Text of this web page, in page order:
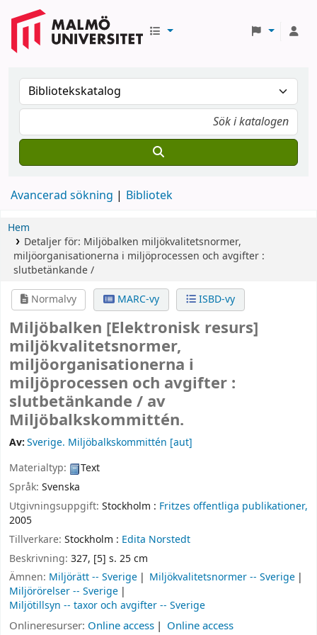
Avancerad sökning Bibliotek
Hem
Detaljer för: Miljöbalken miljökvalitetsnormer,
miljöorganisationerna i miljöprocessen och avgifter :
slutbetänkande /
Normalvy
MARC-vy ISBD-vy
Miljöbalken [Elektronisk resurs]
miljökvalitetsnormer,
miljöorganisationerna i
miljöprocessen och avgifter :
slutbetänkande / av
Miljöbalkskommittén.
Av:Sverige. Miljöbalkskommittén [aut]
Materialtyp:
Text
Språk: Svenska
Utgivningsuppgift: Stockholm : Fritzes offentliga publikationer,
2005
Tillverkare: Stockholm : Edita Norstedt
Beskrivning: 327, [5] s. 25 cm
Ämnen: Miljörätt -- Sverige
Miljökvalitetsnormer -- Sverige
Miljörörelser -- Sverige
Miljötillsyn -- taxor och avgifter -- Sverige
Onlineresurser: Online access Online access